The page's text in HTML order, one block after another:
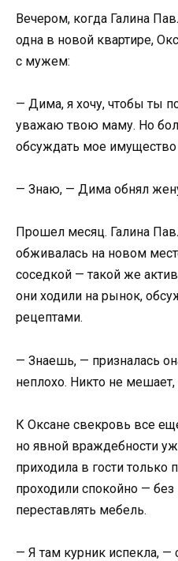
Вечером, когда Галина
одна в новой квартире,
с мужем:
— Дима, я хочу, чтобы ты
уважаю твою маму. Но
обсуждать мое имущество
— Знаю, — Дима обнял
Прошел месяц. Галина
обживалась на новом
соседкой — такой же
они ходили на рынок,
рецептами.
— Знаешь, — призналась
неплохо. Никто не
К Оксане свекровь все
но явной враждебности
приходила в гости
проходили спокойно —
переставлять мебель.
— Я там курник испекла,